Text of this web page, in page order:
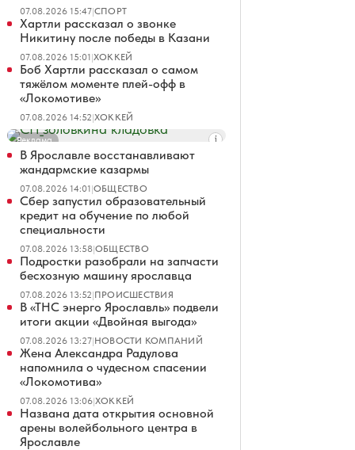
07.08.2026 15:47|СПОРТ
Хартли рассказал о звонке
Никитину после победы в Казани
07.08.2026 15:01|ХОККЕЙ
Боб Хартли рассказал о самом
тяжёлом моменте плей-офф в
«Локомотиве»
07.08.2026 14:52|ХОККЕЙ
Реклама
В Ярославле восстанавливают
жандармские казармы
07.08.2026 14:01|ОБЩЕСТВО
Сбер запустил образовательный
кредит на обучение по любой
специальности
07.08.2026 13:58|ОБЩЕСТВО
Подростки разобрали на запчасти
бесхозную машину ярославца
07.08.2026 13:52|ПРОИСШЕСТВИЯ
В «ТНС энерго Ярославль» подвели
итоги акции «Двойная выгода»
07.08.2026 13:27|НОВОСТИ КОМПАНИЙ
Жена Александра Радулова
напомнила о чудесном спасении
«Локомотива»
07.08.2026 13:06|ХОККЕЙ
Названа дата открытия основной
арены волейбольного центра в
Ярославле